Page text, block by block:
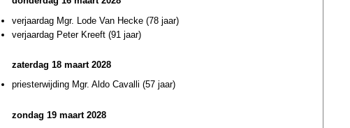
verjaardag Mgr. Lode Van Hecke (78 jaar)
verjaardag Peter Kreeft (91 jaar)
zaterdag 18 maart 2028
priesterwijding Mgr. Aldo Cavalli (57 jaar)
zondag 19 maart 2028